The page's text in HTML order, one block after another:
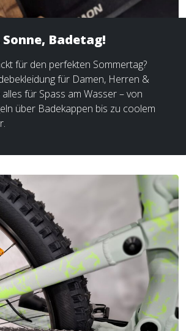
Badetag!
für den perfekten Sommertag?
für Damen, Herren &
für Spass am Wasser – von
über Badekappen bis zu coolem